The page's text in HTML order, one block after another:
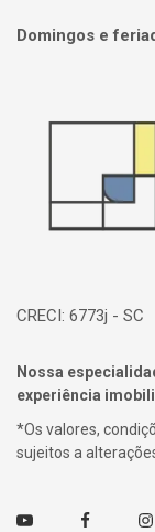
Domingos e
CRECI: 6773j - SC
Nossa
experiência
*Os valores,
sujeitos a
Youtube Facebook